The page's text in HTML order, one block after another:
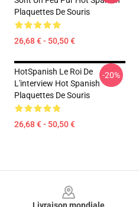
Plaquettes De Souris
26,68 € - 50,50 €
HotSpanish Le Roi De
L'interview Hot Spanish
Plaquettes De Souris
26,68 € - 50,50 €
-20%